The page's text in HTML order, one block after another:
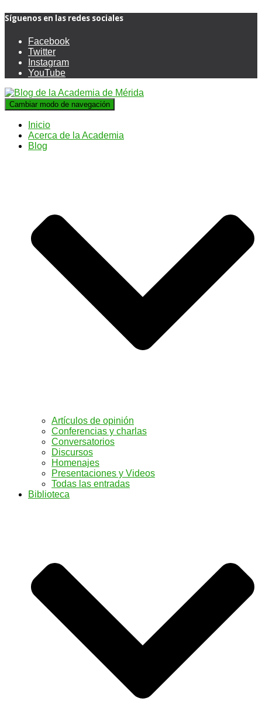
Síguenos en las redes sociales
Facebook
Twitter
Instagram
YouTube
Cambiar modo de navegación
Inicio
Acerca de la Academia
Blog
Artículos de opinión
Conferencias y charlas
Conversatorios
Discursos
Homenajes
Presentaciones y Videos
Todas las entradas
Biblioteca